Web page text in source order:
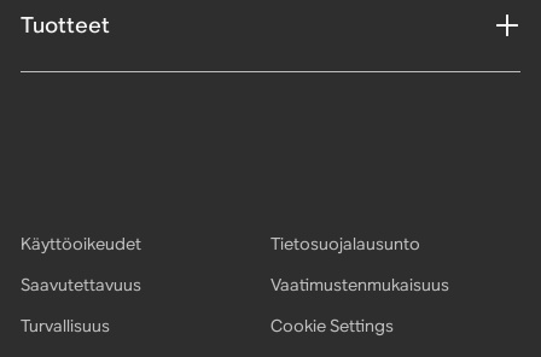
Tuotteet
Käyttöoikeudet
Tietosuojalausunto
Saavutettavuus
Vaatimustenmukaisuus
Turvallisuus
Cookie Settings